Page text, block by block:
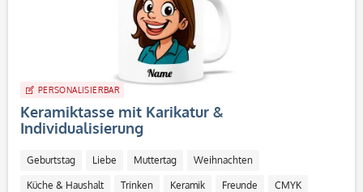
PERSONALISIERBAR
Keramiktasse mit Karikatur &
Individualisierung
Geburtstag Liebe Muttertag Weihnachten
Küche & Haushalt Trinken Keramik Freunde CMYK